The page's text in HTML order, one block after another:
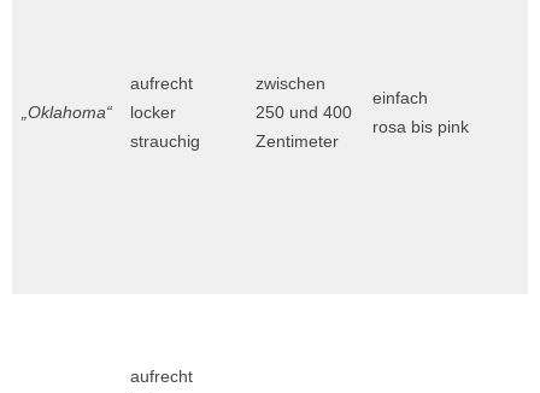
„Oklahoma“
aufrecht
locker
strauchig
zwischen
250 und 400
Zentimeter
einfach
rosa bis pink
aufrecht